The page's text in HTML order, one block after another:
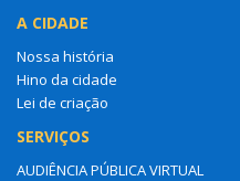
A CIDADE
Nossa história
Hino da cidade
Lei de criação
SERVIÇOS
AUDIÊNCIA PÚBLICA VIRTUAL